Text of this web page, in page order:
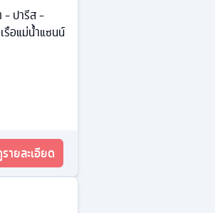
- ปารีส -
รือแม่น้ำแซนน์
ายละเอียด